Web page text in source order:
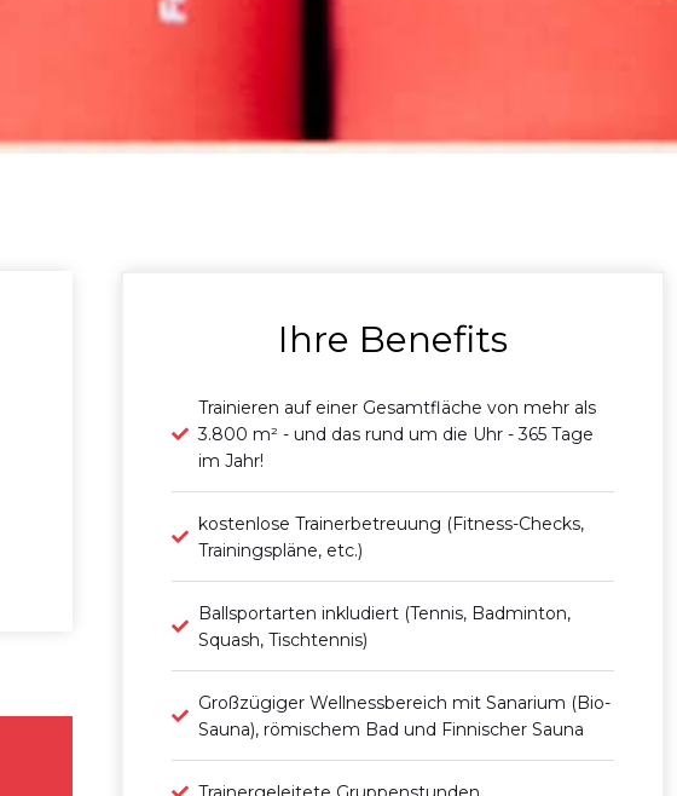
Ihre Benefits
Trainieren auf einer Gesamtfläche von mehr als
3.800 m² - und das rund um die Uhr - 365 Tage
im Jahr!
kostenlose Trainerbetreuung (Fitness-Checks,
Trainingspläne, etc.)
Ballsportarten inkludiert (Tennis, Badminton,
Squash, Tischtennis)
Großzügiger Wellnessbereich mit Sanarium (Bio-
Sauna), römischem Bad und Finnischer Sauna